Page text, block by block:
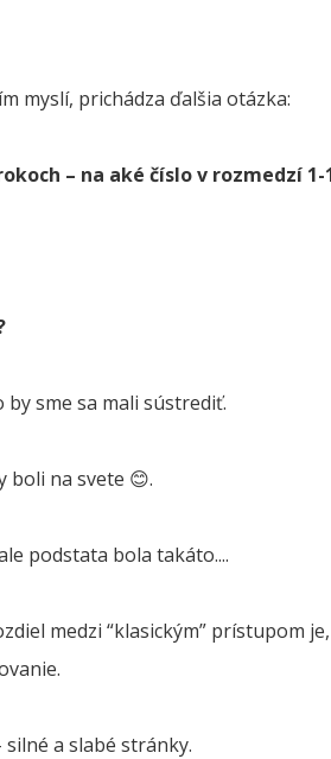
myslí, prichádza ďalšia otázka:
– na aké číslo v rozmedzí 1-
sme sa mali sústrediť.
boli na svete 😊.
podstata bola takáto....
medzi “klasickým” prístupom
a slabé stránky.